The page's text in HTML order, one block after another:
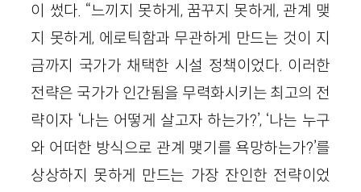
이 썼다. “느끼지 못하게, 꿈꾸지 못하게, 관계 맺
지 못하게, 에로틱함과 무관하게 만드는 것이 지
금까지 국가가 채택한 시설 정책이었다. 이러한
전략은 국가가 인간됨을 무력화시키는 최고의 전
략이자 ‘나는 어떻게 살고자 하는가?’, ‘나는 누구
와 어떠한 방식으로 관계 맺기를 욕망하는가?’를
상상하지 못하게 만드는 가장 잔인한 전략이었